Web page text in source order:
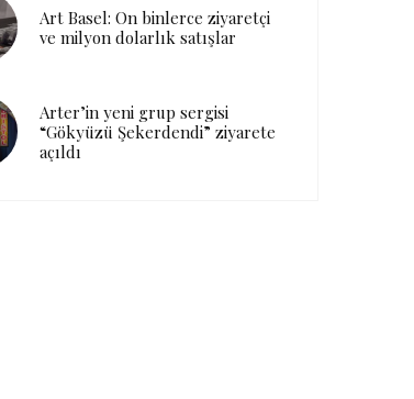
Art Basel: On binlerce ziyaretçi
ve milyon dolarlık satışlar
Arter’in yeni grup sergisi
“Gökyüzü Şekerdendi” ziyarete
açıldı